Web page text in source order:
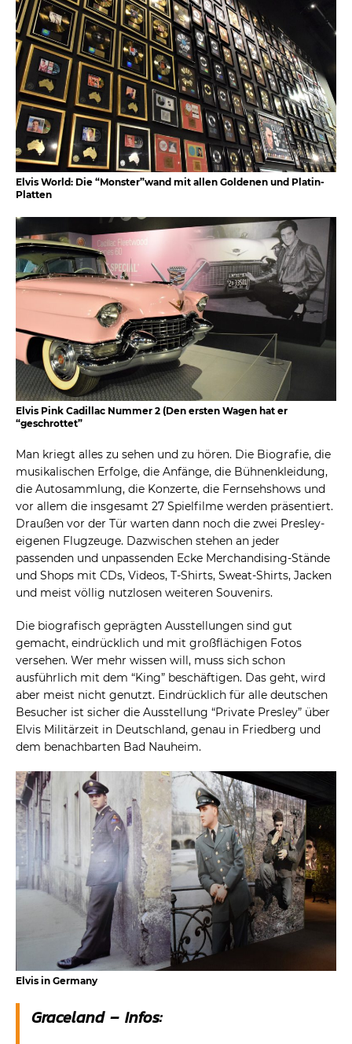
Elvis World: Die “Monster”wand mit allen Goldenen und Platin-
Platten
Elvis Pink Cadillac Nummer 2 (Den ersten Wagen hat er
“geschrottet”
Man kriegt alles zu sehen und zu hören. Die Biografie, die
musikalischen Erfolge, die Anfänge, die Bühnenkleidung,
die Autosammlung, die Konzerte, die Fernsehshows und
vor allem die insgesamt 27 Spielfilme werden präsentiert.
Draußen vor der Tür warten dann noch die zwei Presley-
eigenen Flugzeuge. Dazwischen stehen an jeder
passenden und unpassenden Ecke Merchandising-Stände
und Shops mit CDs, Videos, T-Shirts, Sweat-Shirts, Jacken
und meist völlig nutzlosen weiteren Souvenirs.
Die biografisch geprägten Ausstellungen sind gut
gemacht, eindrücklich und mit großflächigen Fotos
versehen. Wer mehr wissen will, muss sich schon
ausführlich mit dem “King” beschäftigen. Das geht, wird
aber meist nicht genutzt. Eindrücklich für alle deutschen
Besucher ist sicher die Ausstellung “Private Presley” über
Elvis Militärzeit in Deutschland, genau in Friedberg und
dem benachbarten Bad Nauheim.
Elvis in Germany
Graceland – Infos: